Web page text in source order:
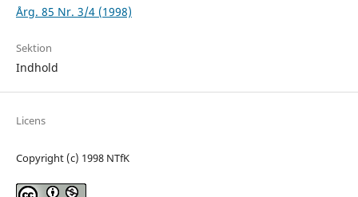
Årg. 85 Nr. 3/4 (1998)
Sektion
Indhold
Licens
Copyright (c) 1998 NTfK